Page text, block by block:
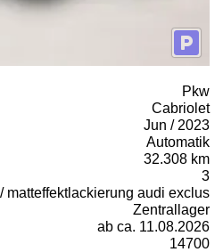
Pkw
Cabriolet
Jun / 2023
Automatik
32.308 km
3
matteffektlackierung audi exclus
Zentrallager
ab ca. 11.08.2026
14700